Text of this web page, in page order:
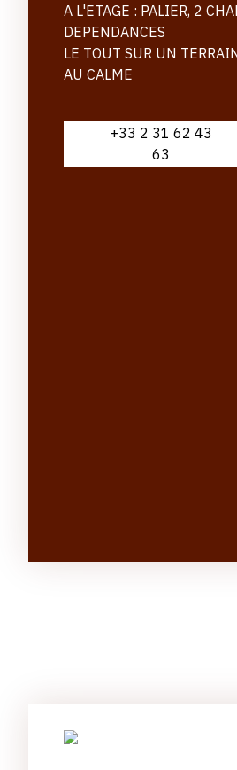
A L'ETAGE : PALIER, 2
DEPENDANCES
LE TOUT SUR UN
AU CALME
+33 2 31 62 43
63